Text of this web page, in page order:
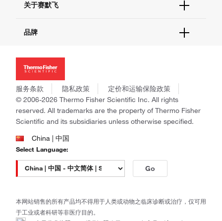
查找文件&证书
促销
社交媒体
关于赛默飞
招聘
新闻
社会责任
商标
政策和通知
品牌
Applied Biosystems
Invitrogen
Gibco
Ion Torrent
Unity Lab Services
Patheon
PPD
服务条款 隐私政策
定价和运输保险政策
© 2006-2026 Thermo Fisher Scientific Inc. All rights
reserved. All trademarks are the property of Thermo Fisher
Scientific and its subsidiaries unless otherwise specified.
China | 中国
Select Language:
Go
本网站销售的所有产品均不得用于人类或动物之临床诊断或治疗，仅可用
于工业或者科研等非医疗目的。